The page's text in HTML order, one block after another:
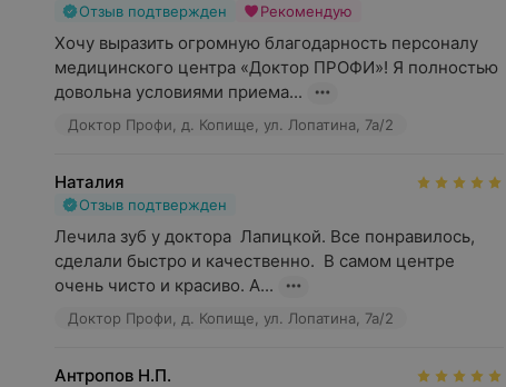
Отзыв подтвержден Рекомендую
Хочу выразить огромную благодарность персоналу
медицинского центра «Доктор ПРОФИ»! Я полностью
довольна условиями приема...
Доктор Профи, д. Копище, ул. Лопатина, 7а/2
Наталия
Отзыв подтвержден
Лечила зуб у доктора  Лапицкой. Все понравилось,
сделали быстро и качественно.  В самом центре
очень чисто и красиво. А...
Доктор Профи, д. Копище, ул. Лопатина, 7а/2
Антропов Н.П.